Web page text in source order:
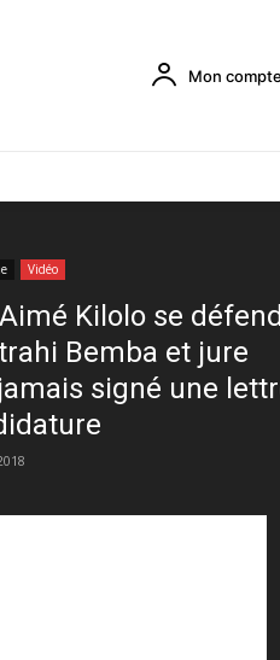
Mon compte
Vidéo
Kilolo se défend
Bemba et jure
jamais signé une